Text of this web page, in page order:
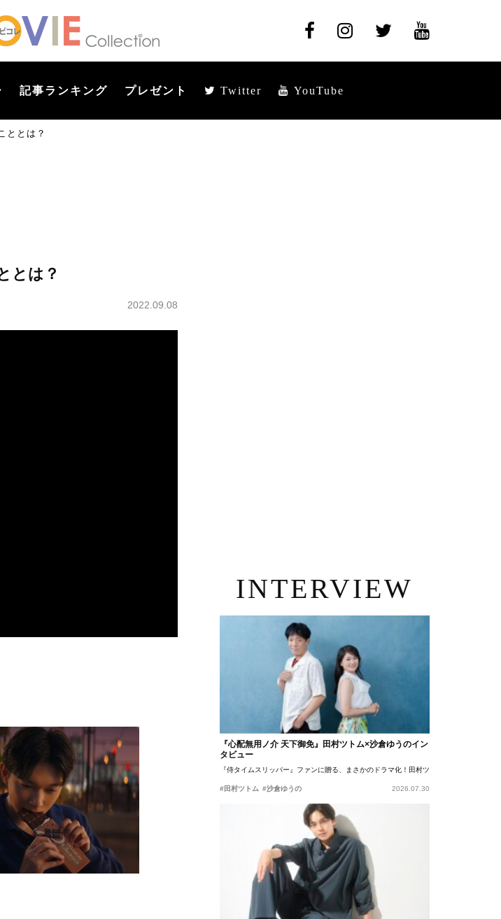
記事ランキング プレゼント Twitter YouTube
ととは？
とは？
2022.09.08
INTERVIEW
『心配無用ノ介 天下御免』田村ツトム×沙倉ゆうのイン
タビュー
『侍タイムスリッパー』ファンに贈る、まさかのドラマ化！田村ツトム×沙倉ゆうのが語
#田村ツトム #沙倉ゆうの 2026.07.30